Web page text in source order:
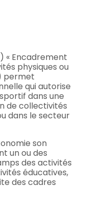
« Encadrement
physiques ou
permet
qui autorise
dans une
de collectivités
dans le secteur
son
un ou des
des activités
éducatives,
des cadres